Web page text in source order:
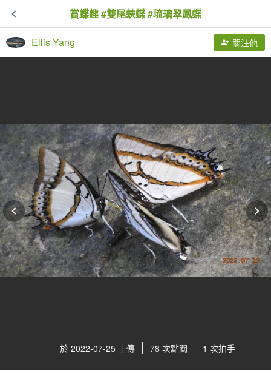
賞蝶趣 #雙尾蛺蝶 #琉璃翠鳳蝶
Ellis Yang 關注他
於 2022-07-25 上傳 78 次點閱 1 次拍手